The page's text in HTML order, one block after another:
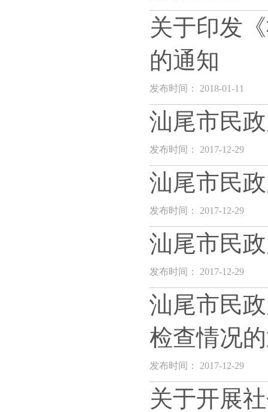
关于印发
的通知
发布时间： 2018-01-11
汕尾市民
发布时间： 2017-12-29
汕尾市民
发布时间： 2017-12-29
汕尾市民
发布时间： 2017-12-29
汕尾市民
检查情况
发布时间： 2017-12-29
关于开展